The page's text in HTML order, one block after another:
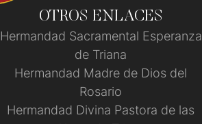
OTROS ENLACES
Hermandad Sacramental Esperanza
de Triana
Hermandad Madre de Dios del
Rosario
Hermandad Divina Pastora de las